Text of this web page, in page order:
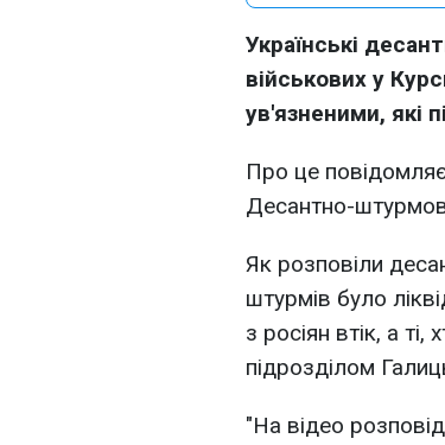
Українські
військових у
ув'язненими, які
Про це
Десантно-
Як розповіли
штурмів було
з росіян втік, а
підрозділом
"На відео